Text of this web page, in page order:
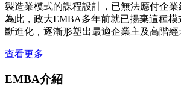
製造業模式的課程設計，已無法應付企業
為此，政大EMBA多年前就已揚棄這種模
斷進化，逐漸形塑出最適企業主及高階經
查看更多
EMBA介紹